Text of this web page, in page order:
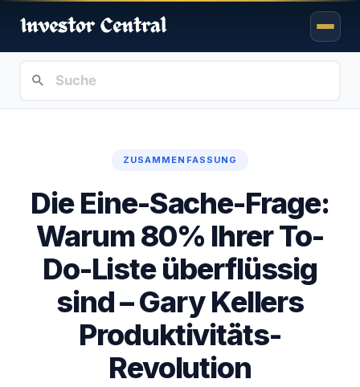
ZUSAMMENFASSUNG
Die Eine-Sache-Frage:
Warum 80% Ihrer To-
Do-Liste überflüssig
sind – Gary Kellers
Produktivitäts-
Revolution